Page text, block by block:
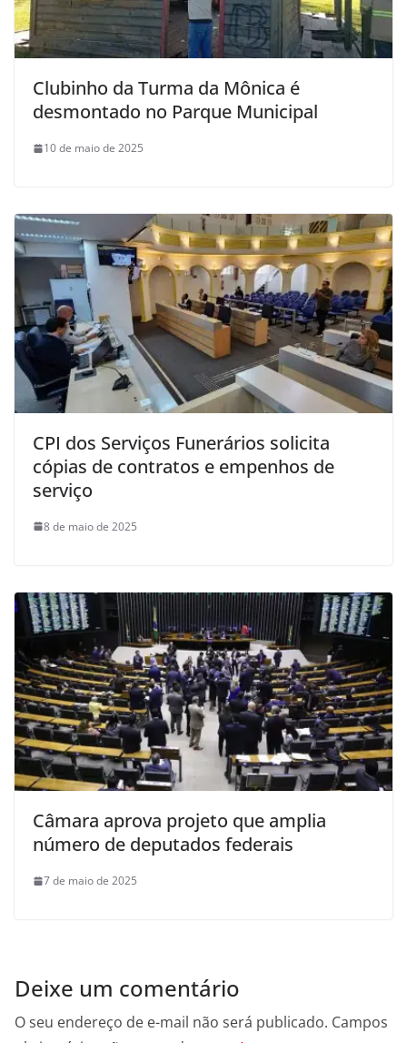
Clubinho da Turma da Mônica é
desmontado no Parque Municipal
10 de maio de 2025
CPI dos Serviços Funerários solicita
cópias de contratos e empenhos de
serviço
8 de maio de 2025
Câmara aprova projeto que amplia
número de deputados federais
7 de maio de 2025
Deixe um comentário
O seu endereço de e-mail não será publicado. Campos